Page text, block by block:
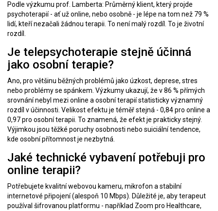
Podle výzkumu prof. Lamberta: Průměrný klient, který projde
psychoterapií - ať už online, nebo osobně - je lépe na tom než 79 %
lidí, kteří nezačali žádnou terapii. To není malý rozdíl. To je životní
rozdíl.
Je telepsychoterapie stejně účinná
jako osobní terapie?
Ano, pro většinu běžných problémů jako úzkost, deprese, stres
nebo problémy se spánkem. Výzkumy ukazují, že v 86 % přímých
srovnání nebyl mezi online a osobní terapií statisticky významný
rozdíl v účinnosti. Velikost efektu je téměř stejná - 0,84 pro online a
0,97 pro osobní terapii. To znamená, že efekt je prakticky stejný.
Výjimkou jsou těžké poruchy osobnosti nebo suiciální tendence,
kde osobní přítomnost je nezbytná.
Jaké technické vybavení potřebuji pro
online terapii?
Potřebujete kvalitní webovou kameru, mikrofon a stabilní
internetové připojení (alespoň 10 Mbps). Důležité je, aby terapeut
používal šifrovanou platformu - například Zoom pro Healthcare,